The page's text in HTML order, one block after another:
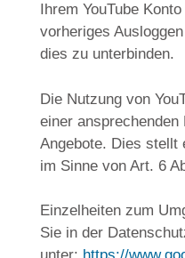
Ihrem YouTube
vorheriges
dies zu unterbinden.
Die Nutzung von
einer
Angebote. Dies stellt
im Sinne von Art. 6
Einzelheiten zum
Sie in der